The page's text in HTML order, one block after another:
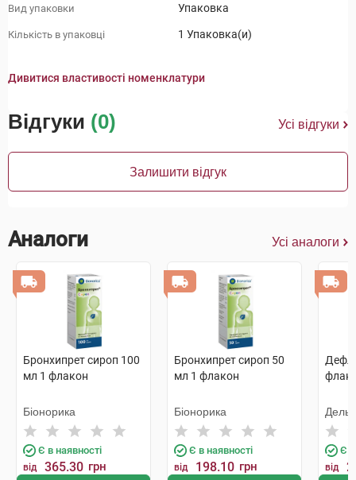
Вид упаковки Упаковка
Кількість в упаковці 1 Упаковка(и)
Дивитися властивості номенклатури
Відгуки (0) Усі відгуки
Залишити відгук
Аналоги Усі аналоги
Бронхипрет сироп 100
мл 1 флакон
Біонорика
Є в наявності
від 365.30 грн
Бронхипрет сироп 50
мл 1 флакон
Біонорика
Є в наявності
від 198.10 грн
Є в
від